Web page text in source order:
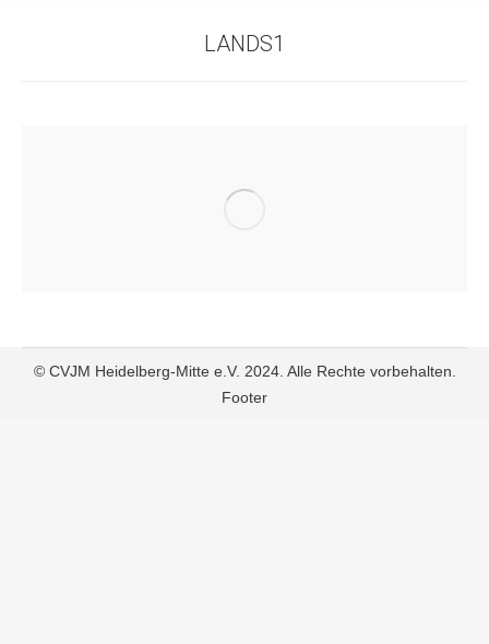
LANDS1
© CVJM Heidelberg-Mitte e.V. 2024. Alle Rechte vorbehalten.
Footer